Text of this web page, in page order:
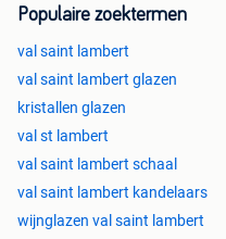
Populaire zoektermen
val saint lambert
val saint lambert glazen
kristallen glazen
val st lambert
val saint lambert schaal
val saint lambert kandelaars
wijnglazen val saint lambert